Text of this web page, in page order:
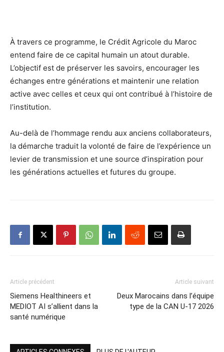
À travers ce programme, le Crédit Agricole du Maroc
entend faire de ce capital humain un atout durable.
L’objectif est de préserver les savoirs, encourager les
échanges entre générations et maintenir une relation
active avec celles et ceux qui ont contribué à l’histoire de
l’institution.
Au-delà de l’hommage rendu aux anciens collaborateurs,
la démarche traduit la volonté de faire de l’expérience un
levier de transmission et une source d’inspiration pour
les générations actuelles et futures du groupe.
Article précédent
Siemens Healthineers et
MEDIOT AI s’allient dans la
santé numérique
Article suivant
Deux Marocains dans l’équipe
type de la CAN U-17 2026